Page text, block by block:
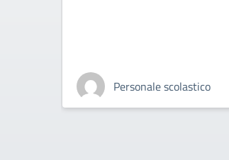
Personale scolastico